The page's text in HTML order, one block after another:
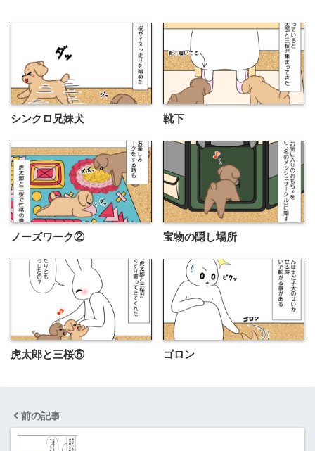
シンクロ兄妹犬 靴下
ノーズワーク② 宝物の隠し場所
虎太郎と三桜⑤ ゴロン
前の記事